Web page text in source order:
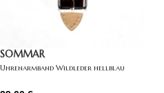
SOMMAR
Uhrenarmband Wildleder hellblau